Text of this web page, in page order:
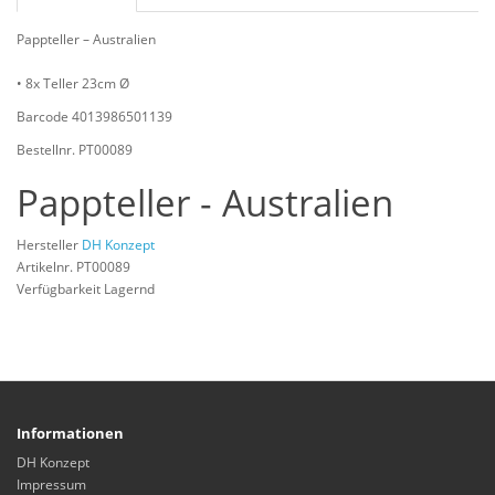
Pappteller – Australien
• 8x Teller 23cm Ø
Barcode 4013986501139
Bestellnr. PT00089
Pappteller - Australien
Hersteller DH Konzept
Artikelnr. PT00089
Verfügbarkeit Lagernd
Informationen
DH Konzept
Impressum